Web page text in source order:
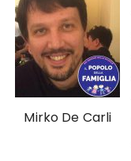
Mirko De Carli